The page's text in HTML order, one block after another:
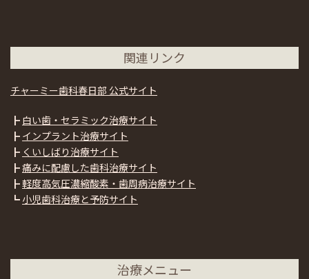
関連リンク
チャーミー歯科春日部 公式サイト
┣ 白い歯・セラミック治療サイト
┣ インプラント治療サイト
┣ くいしばり治療サイト
┣痛みに配慮した歯科治療サイト
┣軽度高気圧濃縮酸素・歯周病治療サイト
┗ 小児歯科治療と予防サイト
治療メニュー